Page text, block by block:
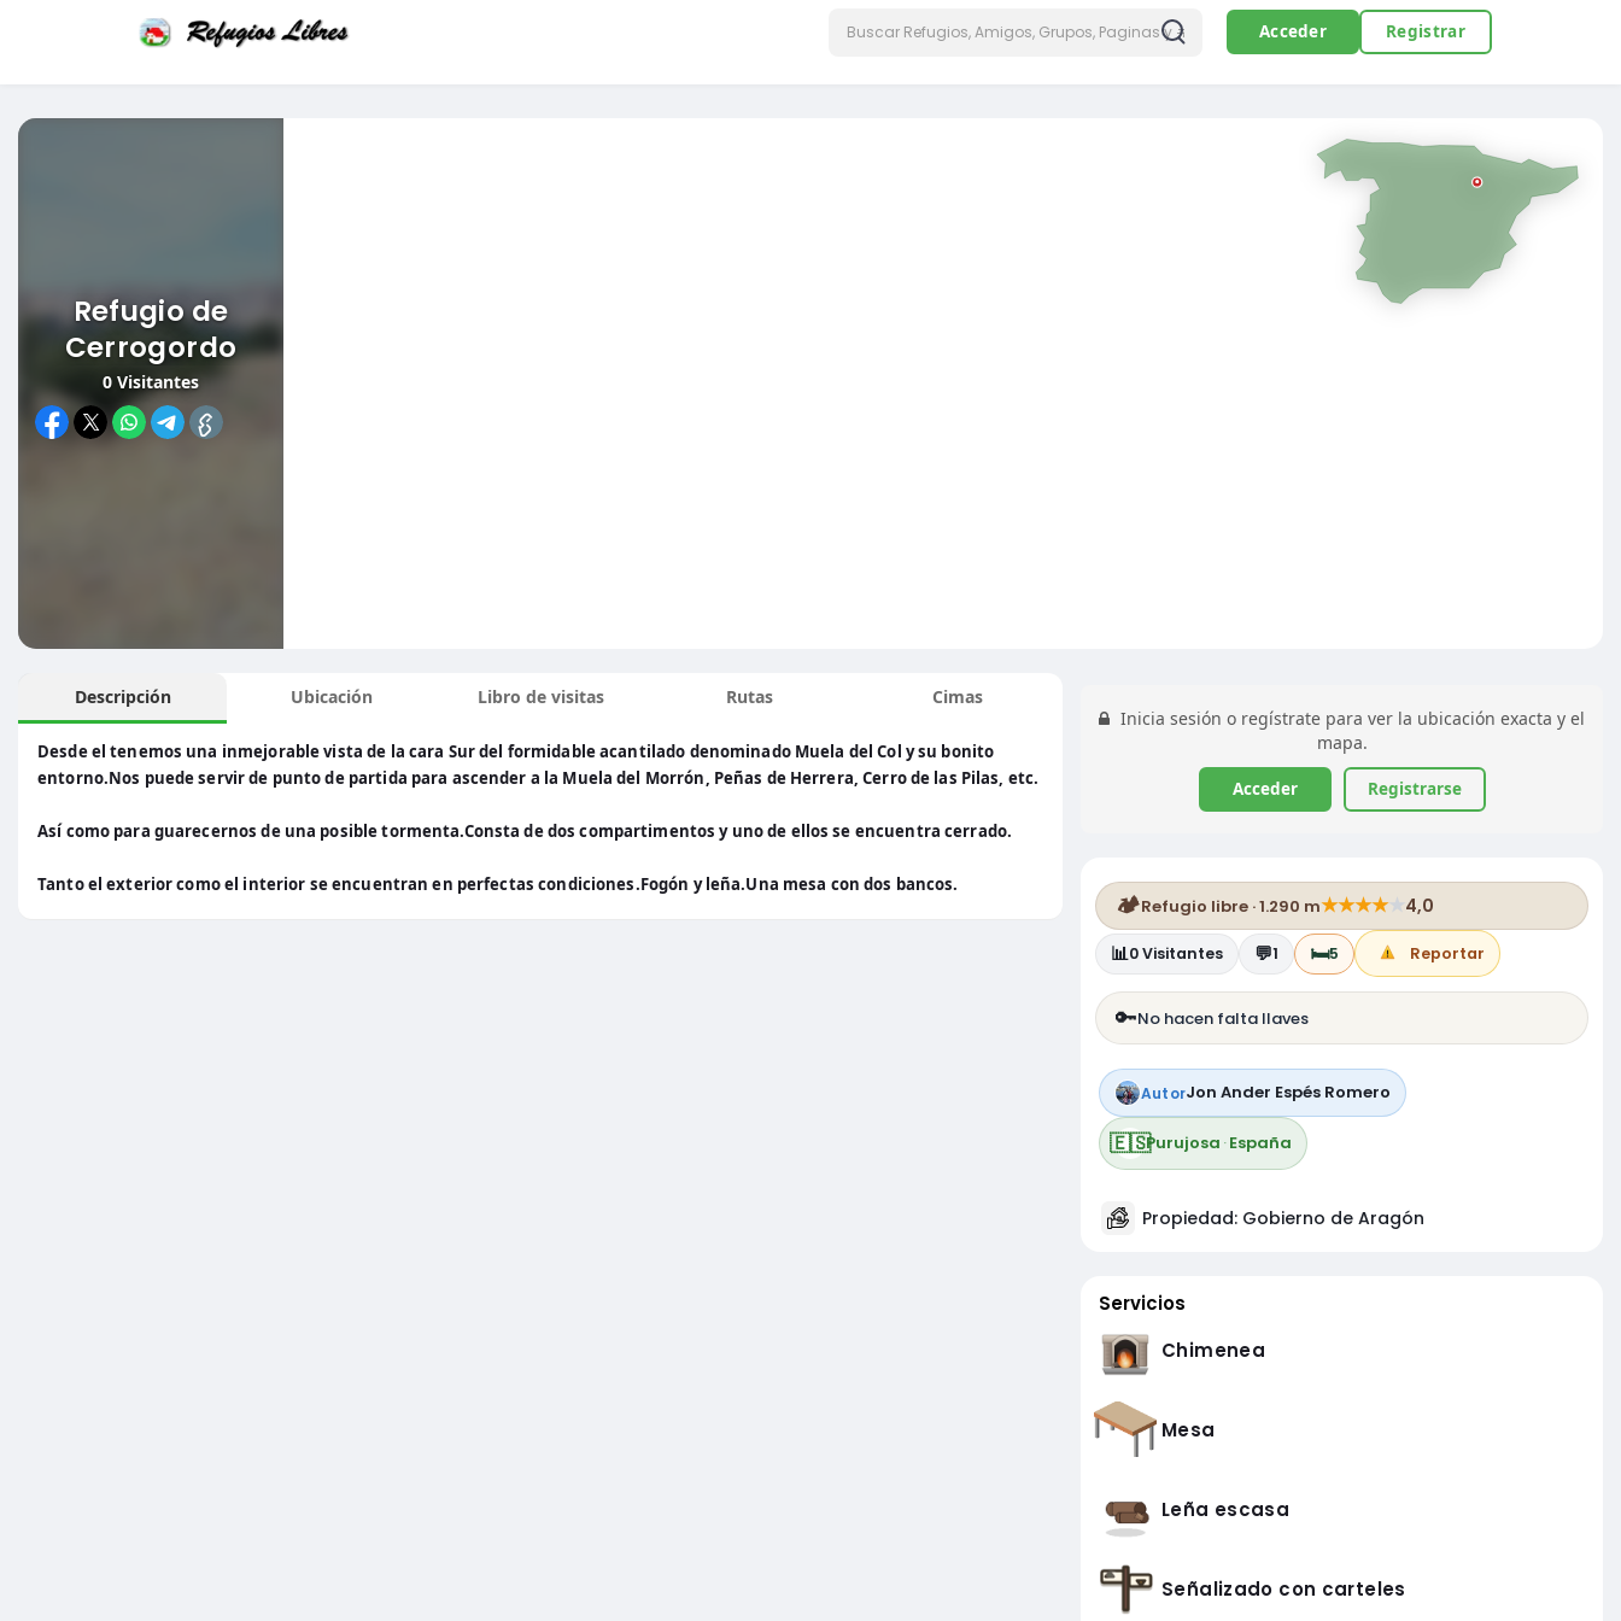
Acceder Registrar
Refugio de
Cerrogordo
0 Visitantes
Descripción
Desde el tenemos una inmejorable vista de la cara Sur del formidable acantilado denominado Muela del Col y su bonito
entorno.Nos puede servir de punto de partida para ascender a la Muela del Morrón, Peñas de Herrera, Cerro de las Pilas, etc.
Así como para guarecernos de una posible tormenta.Consta de dos compartimentos y uno de ellos se encuentra cerrado.
Tanto el exterior como el interior se encuentran en perfectas condiciones.Fogón y leña.Una mesa con dos bancos.
Ubicación Libro de visitas Rutas
Cimas
Inicia sesión o regístrate para ver la ubicación exacta y el
mapa.
Acceder Registrarse
🏕️Refugio libre · 1.290 m★★★★★4,0
📊0Visitantes 💬1 🛏️5 Reportar
🔑No hacen falta llaves
AutorJon Ander Espés Romero
🇪🇸Purujosa ·España
Propiedad: Gobierno de Aragón
Servicios
Chimenea
Mesa
Leña escasa
Señalizado con carteles